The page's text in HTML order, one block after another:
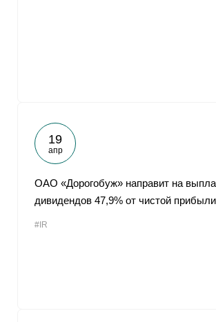
19
апр
ОАО «Дорогобуж» направит на
дивидендов 47,9% от чистой
#IR